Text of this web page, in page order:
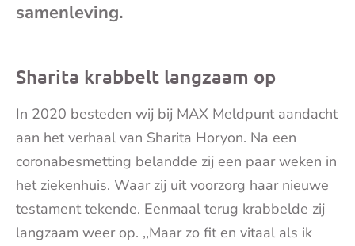
samenleving.
Sharita krabbelt langzaam op
In 2020 besteden wij bij MAX Meldpunt aandacht
aan het verhaal van Sharita Horyon. Na een
coronabesmetting belandde zij een paar weken in
het ziekenhuis. Waar zij uit voorzorg haar nieuwe
testament tekende. Eenmaal terug krabbelde zij
langzaam weer op. ,,Maar zo fit en vitaal als ik